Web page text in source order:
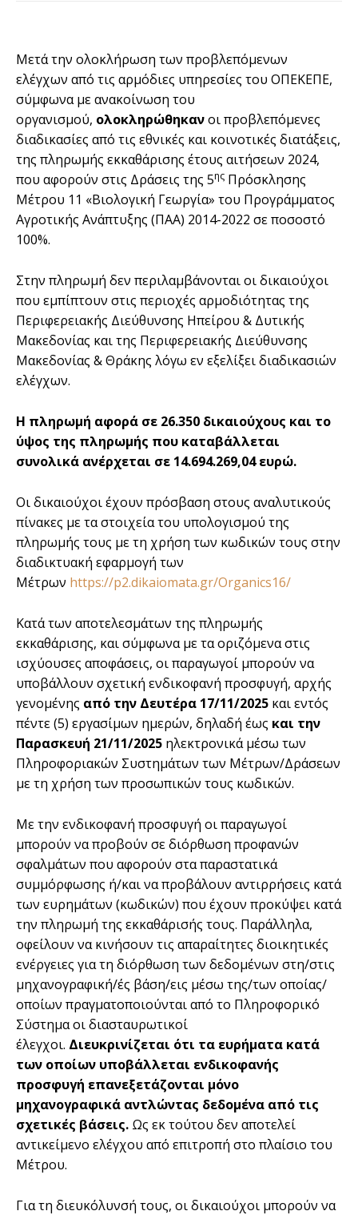
Μετά την ολοκλήρωση των προβλεπόμενων
ελέγχων από τις αρμόδιες υπηρεσίες του ΟΠΕΚΕΠΕ,
σύμφωνα με ανακοίνωση του
οργανισμού, ολοκληρώθηκανοι προβλεπόμενες
διαδικασίες από τις εθνικές και κοινοτικές διατάξεις,
της πληρωμής εκκαθάρισης έτους αιτήσεων 2024,
που αφορούν στις Δράσεις της 5ης Πρόσκλησης
Μέτρου 11 «Βιολογική Γεωργία» του Προγράμματος
Αγροτικής Ανάπτυξης (ΠΑΑ) 2014-2022 σε ποσοστό
100%.
Στην πληρωμή δεν περιλαμβάνονται οι δικαιούχοι
που εμπίπτουν στις περιοχές αρμοδιότητας της
Περιφερειακής Διεύθυνσης Ηπείρου & Δυτικής
Μακεδονίας και της Περιφερειακής Διεύθυνσης
Μακεδονίας & Θράκης λόγω εν εξελίξει διαδικασιών
ελέγχων.
Η πληρωμή αφορά σε 26.350 δικαιούχους και το
ύψος της πληρωμής που καταβάλλεται
συνολικά ανέρχεται σε 14.694.269,04 ευρώ.
Οι δικαιούχοι έχουν πρόσβαση στους αναλυτικούς
πίνακες με τα στοιχεία του υπολογισμού της
πληρωμής τους με τη χρήση των κωδικών τους στην
διαδικτυακή εφαρμογή των
Μέτρων https://p2.dikaiomata.gr/Organics16/
Κατά των αποτελεσμάτων της πληρωμής
εκκαθάρισης, και σύμφωνα με τα οριζόμενα στις
ισχύουσες αποφάσεις, οι παραγωγοί μπορούν να
υποβάλλουν σχετική ενδικοφανή προσφυγή, αρχής
γενομένης από την Δευτέρα 17/11/2025 και εντός
πέντε (5) εργασίμων ημερών, δηλαδή έως και την
Παρασκευή 21/11/2025 ηλεκτρονικά μέσω των
Πληροφοριακών Συστημάτων των Μέτρων/Δράσεων
με τη χρήση των προσωπικών τους κωδικών.
Με την ενδικοφανή προσφυγή οι παραγωγοί
μπορούν να προβούν σε διόρθωση προφανών
σφαλμάτων που αφορούν στα παραστατικά
συμμόρφωσης ή/και να προβάλουν αντιρρήσεις κατά
των ευρημάτων (κωδικών) που έχουν προκύψει κατά
την πληρωμή της εκκαθάρισής τους. Παράλληλα,
οφείλουν να κινήσουν τις απαραίτητες διοικητικές
ενέργειες για τη διόρθωση των δεδομένων στη/στις
μηχανογραφική/ές βάση/εις μέσω της/των οποίας/
οποίων πραγματοποιούνται από το Πληροφορικό
Σύστημα οι διασταυρωτικοί
έλεγχοι. Διευκρινίζεται ότι τα ευρήματα κατά
των οποίων υποβάλλεται ενδικοφανής
προσφυγή επανεξετάζονται μόνο
μηχανογραφικά αντλώντας δεδομένα από τις
σχετικές βάσεις. Ως εκ τούτου δεν αποτελεί
αντικείμενο ελέγχου από επιτροπή στο πλαίσιο του
Μέτρου.
Για τη διευκόλυνσή τους, οι δικαιούχοι μπορούν να